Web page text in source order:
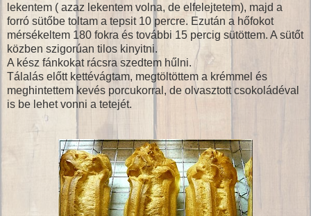
lekentem ( azaz lekentem volna, de elfelejtetem), majd a
forró sütőbe toltam a tepsit 10 percre. Ezután a hőfokot
mérsékeltem 180 fokra és további 15 percig sütöttem. A sütőt
közben szigorúan tilos kinyitni.
A kész fánkokat rácsra szedtem hűlni.
Tálalás előtt kettévágtam, megtöltöttem a krémmel és
meghintettem kevés porcukorral, de olvasztott csokoládéval
is be lehet vonni a tetejét.